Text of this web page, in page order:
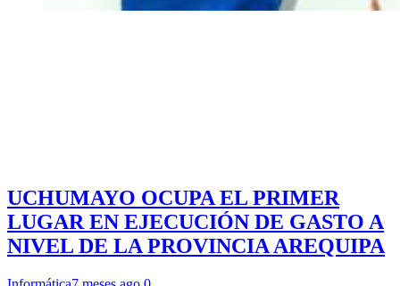
UCHUMAYO OCUPA EL PRIMER
LUGAR EN EJECUCIÓN DE GASTO A
NIVEL DE LA PROVINCIA AREQUIPA